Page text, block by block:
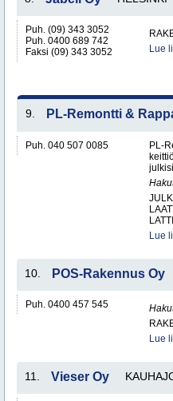
Puh. (09) 343 3052
Puh. 0400 689 742
Faksi (09) 343 3052
Lue
9. PL-Remontti &
Puh. 040 507 0085
PL-
Lue
10. POS-Rakennus Oy
Puh. 0400 457 545
Lue
11. Vieser Oy